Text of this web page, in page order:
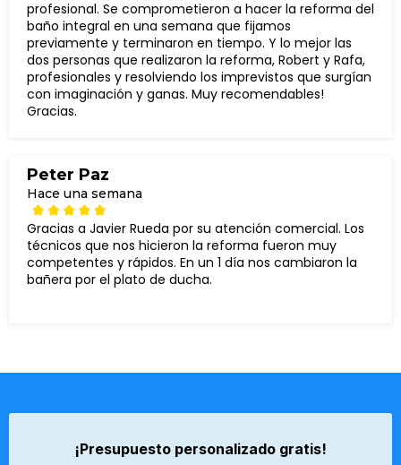
profesional. Se comprometieron a hacer la reforma del
baño integral en una semana que fijamos
previamente y terminaron en tiempo. Y lo mejor las
dos personas que realizaron la reforma, Robert y Rafa,
profesionales y resolviendo los imprevistos que surgían
con imaginación y ganas. Muy recomendables!
Gracias.
Peter Paz
Hace una semana
Gracias a Javier Rueda por su atención comercial. Los
técnicos que nos hicieron la reforma fueron muy
competentes y rápidos. En un 1 día nos cambiaron la
bañera por el plato de ducha.
¡Presupuesto personalizado gratis!